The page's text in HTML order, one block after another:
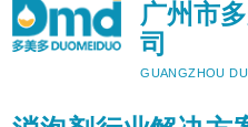
广州市
司
GUANGZHOU